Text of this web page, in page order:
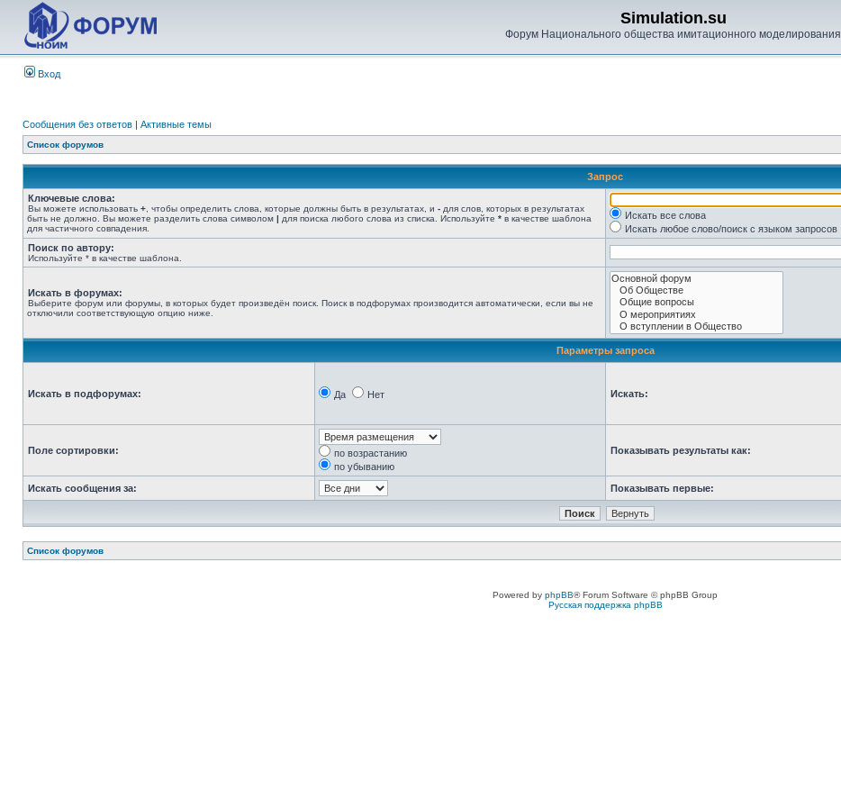
Simulation.su
Форум Национального общества имитационного моделирования
Вход
Сообщения без ответов | Активные темы
Список форумов
Запрос
Ключевые слова:
Вы можете использовать + , чтобы определить слова, которые должны быть в результатах, и - для слов, которых в результатах
быть не должно. Вы можете разделить слова символом | для поиска любого слова из списка. Используйте * в качестве шаблона
для частичного совпадения.
Искать все слова
Искать любое слово/поиск с языком запросов
Поиск по автору:
Используйте * в качестве шаблона.
Искать в форумах:
Выберите форум или форумы, в которых будет произведён поиск. Поиск в подфорумах производится автоматически, если вы не
отключили соответствующую опцию ниже.
Параметры запроса
Искать в подфорумах: Да Нет Искать:
Поле сортировки:
по возрастанию
по убыванию
Показывать результаты как:
Искать сообщения за: Показывать первые:
Список форумов
Powered by phpBB® Forum Software © phpBB Group
Русская поддержка phpBB